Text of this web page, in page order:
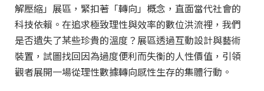
解壓縮」展區，緊扣著「轉向」概念，直面當代社會的
科技依賴。在追求極致理性與效率的數位洪流裡，我們
是否遺失了某些珍貴的溫度？展區透過互動設計與藝術
裝置，試圖找回因為過度便利而失衡的人性價值，引領
觀者展開一場從理性數據轉向感性生存的集體行動。